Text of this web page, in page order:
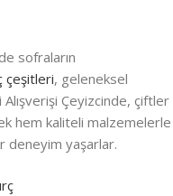
sofraların
çeşitleri, geleneksel
Çeyizcinde, çiftler
hem kaliteli malzemelerle
deneyim yaşarlar.